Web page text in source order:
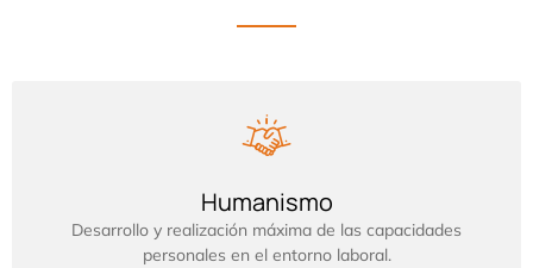
Humanismo
Desarrollo y realización máxima de las capacidades
personales en el entorno laboral.